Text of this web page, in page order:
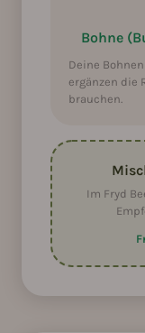
Bohne
Deine
ergänzen die
brauchen.
Im Fryd